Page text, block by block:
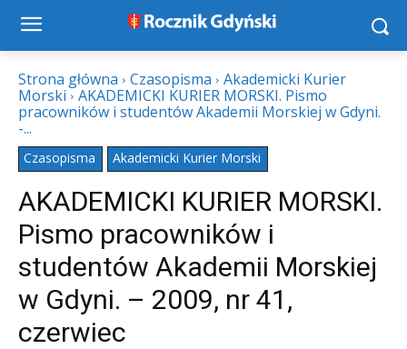
Strona główna Czasopisma
Akademicki Kurier
Morski
AKADEMICKI KURIER MORSKI. Pismo
pracowników i studentów Akademii Morskiej w Gdyni.
-...
Czasopisma Akademicki Kurier Morski
AKADEMICKI KURIER MORSKI.
Pismo pracowników i
studentów Akademii Morskiej
w Gdyni. – 2009, nr 41,
czerwiec